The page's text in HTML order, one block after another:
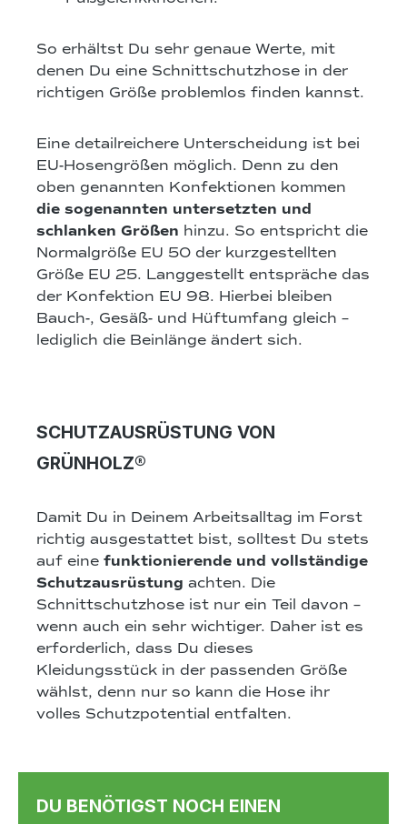
So erhältst Du sehr genaue Werte, mit
denen Du eine Schnittschutzhose in der
richtigen Größe problemlos finden kannst.
Eine detailreichere Unterscheidung ist bei
EU-Hosengrößen möglich. Denn zu den
oben genannten Konfektionen kommen
die sogenannten untersetzten und
schlanken Größen hinzu. So entspricht die
Normalgröße EU 50 der kurzgestellten
Größe EU 25. Langgestellt entspräche das
der Konfektion EU 98. Hierbei bleiben
Bauch-, Gesäß- und Hüftumfang gleich –
lediglich die Beinlänge ändert sich.
SCHUTZAUSRÜSTUNG VON
GRÜNHOLZ®
Damit Du in Deinem Arbeitsalltag im Forst
richtig ausgestattet bist, solltest Du stets
auf eine funktionierende und vollständige
Schutzausrüstung achten. Die
Schnittschutzhose ist nur ein Teil davon –
wenn auch ein sehr wichtiger. Daher ist es
erforderlich, dass Du dieses
Kleidungsstück in der passenden Größe
wählst, denn nur so kann die Hose ihr
volles Schutzpotential entfalten.
DU BENÖTIGST NOCH EINEN